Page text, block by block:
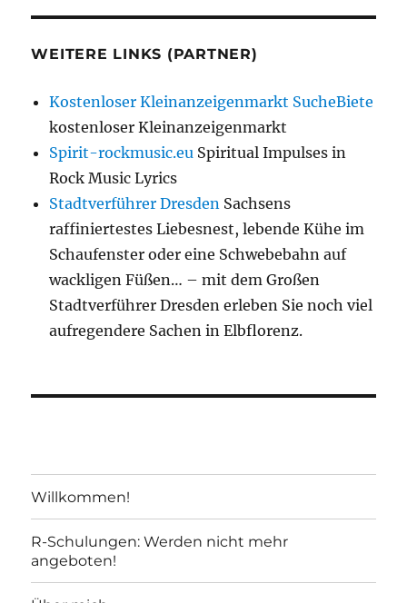
WEITERE LINKS (PARTNER)
Kostenloser Kleinanzeigenmarkt SucheBiete
kostenloser Kleinanzeigenmarkt
Spirit-rockmusic.eu Spiritual Impulses in
Rock Music Lyrics
Stadtverführer Dresden Sachsens
raffiniertestes Liebesnest, lebende Kühe im
Schaufenster oder eine Schwebebahn auf
wackligen Füßen… – mit dem Großen
Stadtverführer Dresden erleben Sie noch viel
aufregendere Sachen in Elbflorenz.
Willkommen!
R-Schulungen: Werden nicht mehr
angeboten!